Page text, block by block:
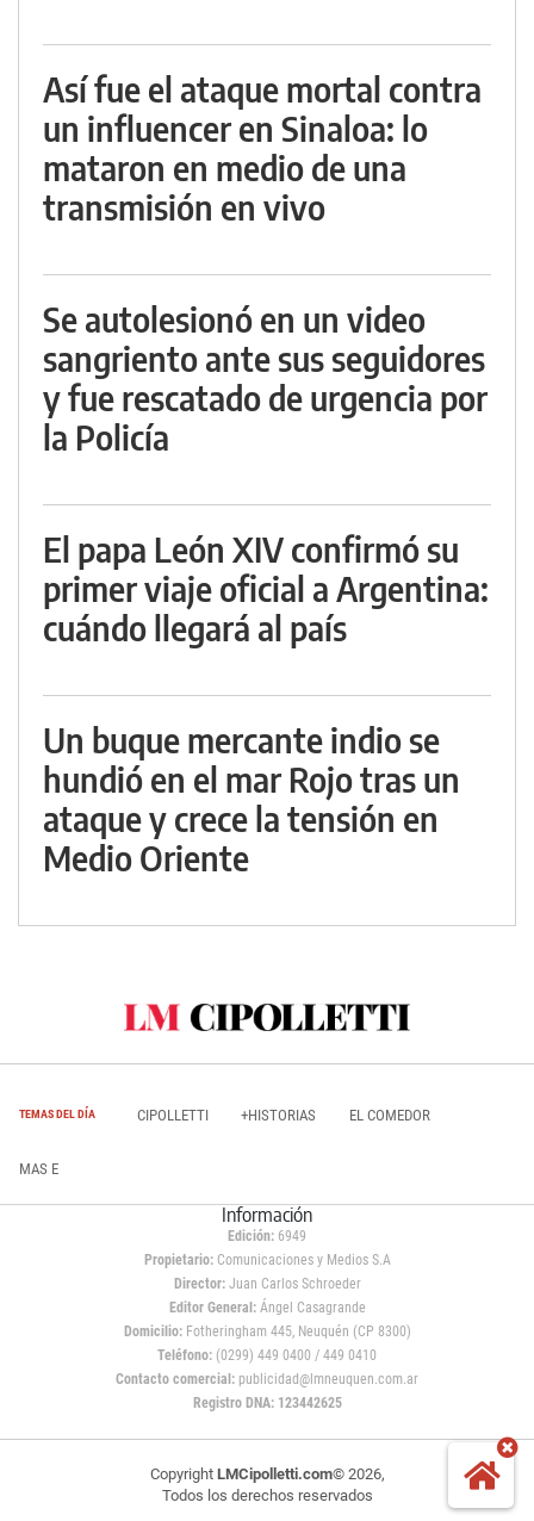
Así fue el ataque mortal contra
un influencer en Sinaloa: lo
mataron en medio de una
transmisión en vivo
Se autolesionó en un video
sangriento ante sus seguidores
y fue rescatado de urgencia por
la Policía
El papa León XIV confirmó su
primer viaje oficial a Argentina:
cuándo llegará al país
Un buque mercante indio se
hundió en el mar Rojo tras un
ataque y crece la tensión en
Medio Oriente
TEMAS DEL DÍA CIPOLLETTI +HISTORIAS EL COMEDOR
MAS E
Información
Edición: 6949
Propietario:Comunicaciones y Medios S.A
Director: Juan Carlos Schroeder
Editor General:Ángel Casagrande
Domicilio:Fotheringham 445, Neuquén (CP 8300)
Teléfono: (0299) 449 0400 / 449 0410
Contacto comercial: publicidad@lmneuquen.com.ar
Registro DNA: 123442625
Copyright LMCipolletti.com© 2026,
Todos los derechos reservados